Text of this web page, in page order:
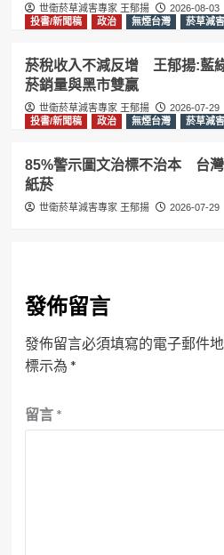
世衛菸草減害專家 王郁揚
2026-08-03
投書/新聞稿
政治 無煙台灣 菸草減害
菸稅收入不減反增 王郁揚:藍
菸銷量與黑市雙贏
世衛菸草減害專家 王郁揚
2026-07-29
投書/新聞稿
政治 無煙台灣 菸草減害
85%警示圖文治標不治本 台
紙菸
世衛菸草減害專家 王郁揚 2026-07-29
發佈留言
發佈留言必須填寫的電子郵件
標示為 *
留言 *